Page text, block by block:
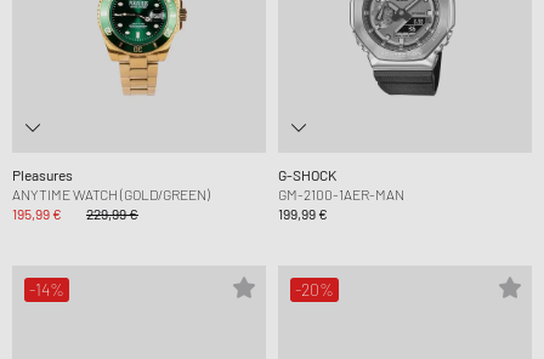
Pleasures
ANYTIME WATCH (GOLD/GREEN)
195,99 €
229,99 €
G-SHOCK
GM-2100-1AER-MAN
199,99 €
-14% -20%